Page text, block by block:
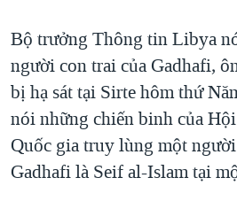
Bộ trưởng Thông tin Libya
người con trai của Gadhafi,
bị hạ sát tại Sirte hôm thứ
nói những chiến binh của
Quốc gia truy lùng một
Gadhafi là Seif al-Islam tại